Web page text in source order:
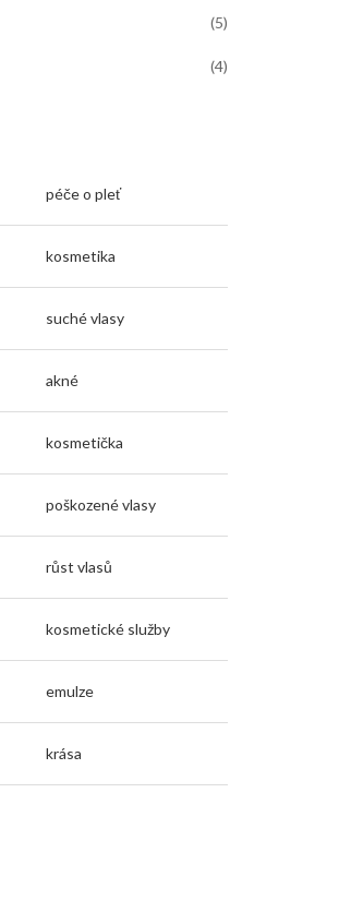
(5)
(4)
péče o pleť
kosmetika
suché vlasy
akné
kosmetička
poškozené vlasy
růst vlasů
kosmetické služby
emulze
krása